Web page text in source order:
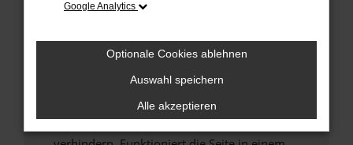
Überprüfe deine Firewall und deine
Laden andere Webseiten, zum Beispiel deine
Prüfe deine Browsererweiterungen.
Manche Erweiterungen, wie Werbeblocker,
Google Analytics
Optionale Cookies ablehnen
Auswahl speichern
Alle akzeptieren